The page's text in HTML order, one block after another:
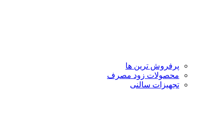
پرفروش ترین ها
محصولات زود مصرف
تجهیزات سالنی